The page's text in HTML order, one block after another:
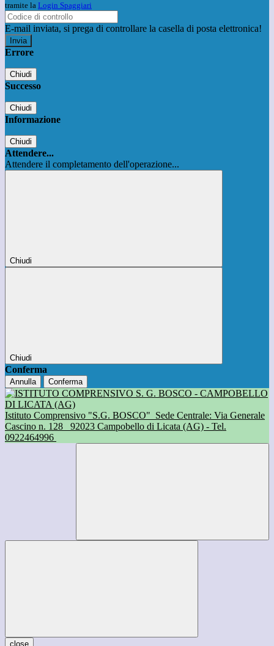
tramite la Login Spaggiari
E-mail inviata, si prega di controllare la casella di posta elettronica!
Errore
Chiudi
Successo
Chiudi
Informazione
Chiudi
Attendere...
Attendere il completamento dell'operazione...
Chiudi
Chiudi
Conferma
Annulla Conferma
Istituto Comprensivo "S.G. BOSCO" Sede Centrale: Via Generale
Cascino n. 128
92023 Campobello di Licata (AG) - Tel.
0922464996
close